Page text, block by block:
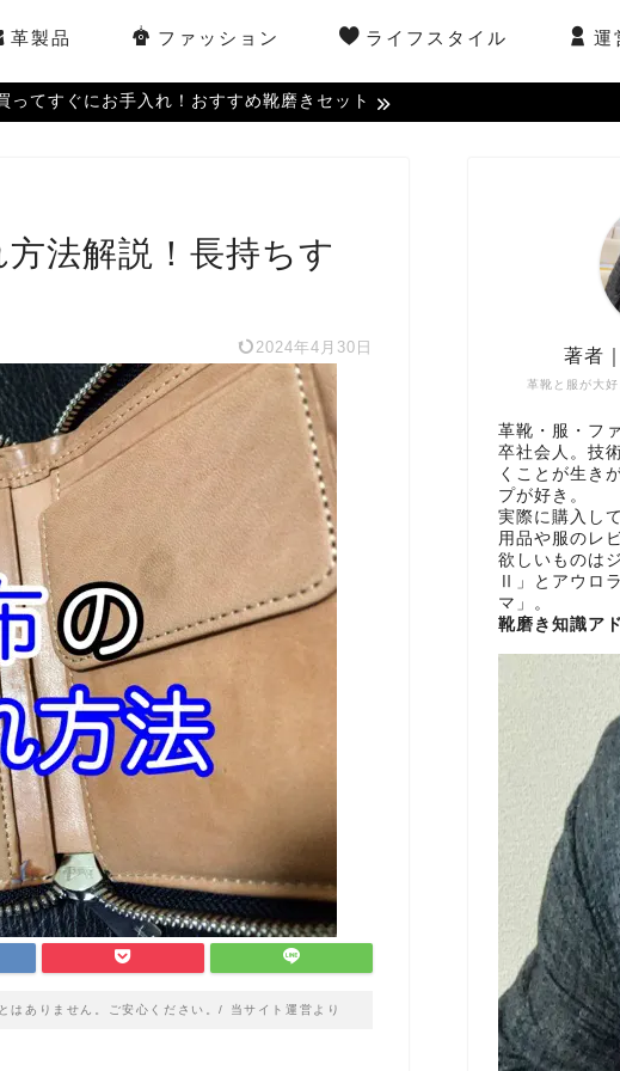
革製品 ファッション ライフスタイル 運
ってすぐにお手入れ！おすすめ靴磨きセット
法解説！長持ちす
2024年4月30日
はありません。ご安心ください。/ 当サイト運営より
革靴と服が大
著者
革靴・服・フ
卒社会人。技
くことが生き
プが好き。
実際に購入し
用品や服のレ
欲しいものは
Ⅱ」とアウロ
マ」。
靴磨き知識ア